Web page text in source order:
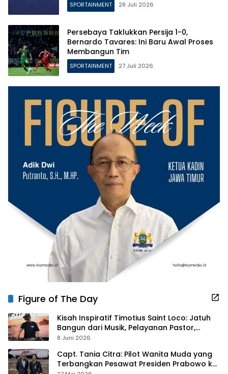
SPORTAINMENT 28 Juli 2026
Persebaya Taklukkan Persija 1-0,
Bernardo Tavares: Ini Baru Awal Proses
Membangun Tim
SPORTAINMENT 27 Juli 2026
Figure of The Day
Kisah Inspiratif Timotius Saint Loco: Jatuh
Bangun dari Musik, Pelayanan Pastor,
hingga Gurita Bisnis Sambal Babon
8 Juni 2026
Capt. Tania Citra: Pilot Wanita Muda yang
Terbangkan Pesawat Presiden Prabowo ke